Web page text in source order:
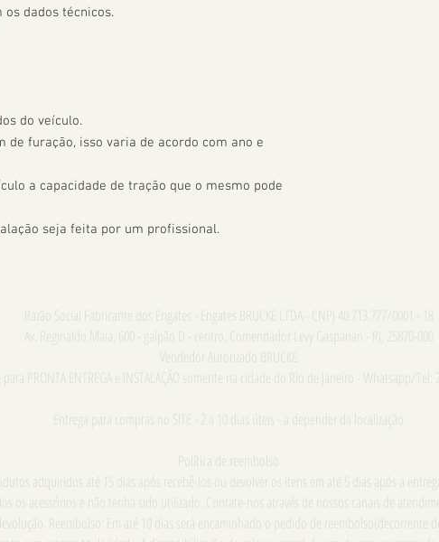
os dados técnicos.
do veículo.
de furação, isso varia de acordo com ano e
a capacidade de tração que o mesmo pode
seja feita por um profissional.
Razão Social Fabricante dos Engates - Engates BRUCKE LTDA - CNPJ 40.713.777/0001 - 18
Av. Reginaldo Maia, 600 - galpão D - centro, Comendador Levy Gasparian - RJ, 25870-000
Vendedor Autorizado BRUCKE
para PRONTA ENTREGA e INSTALAÇÃO somente na cidade do Rio de Janeiro - Whatsapp/Tel:
Entrega para compras no SITE - 2 a 10 dias úteis - a depender da localização
Política de reembolso
adquiridos até 15 dias após recebê-los ou devolver os itens em até 5 dias após a
os acessórios e não tenha sido utilizado. Contate-nos através de nossos canais de
Reembolso: Em até 10 dias será encaminhado o pedido de reembolso(decorrente